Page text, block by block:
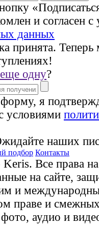
и согласен
данных
принята.
одну?
я
условиями
наших
подбор Контакты
Все права
на сайте,
и
праве и
аудио и